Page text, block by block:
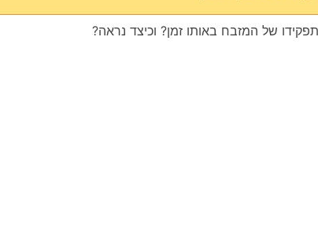
של המזבח באותו זמן? וכיצד נראה?